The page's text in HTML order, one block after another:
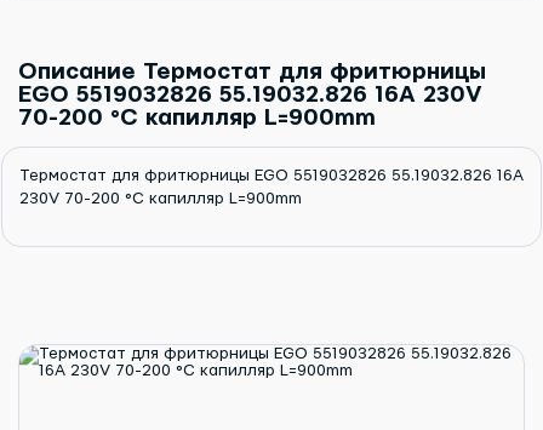
Описание Термостат для фритюрницы
EGO 5519032826 55.19032.826 16A 230V
70-200 °C капилляр L=900mm
Термостат для фритюрницы EGO 5519032826 55.19032.826 16A
230V 70-200 °C капилляр L=900mm